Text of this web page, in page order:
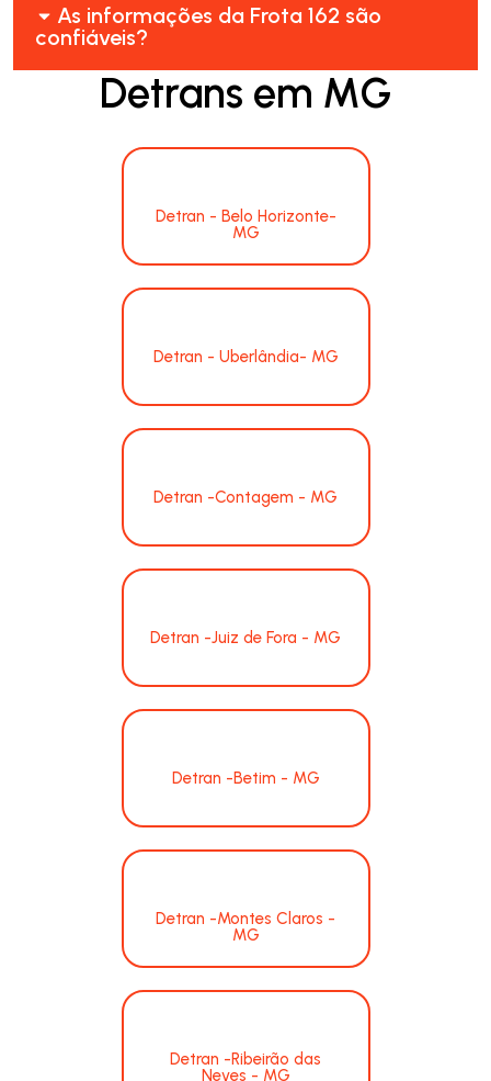
As informações da Frota 162 são
confiáveis?
Detrans em MG
Detran - Belo Horizonte-
MG
Detran - Uberlândia- MG
Detran -Contagem - MG
Detran -Juiz de Fora - MG
Detran -Betim - MG
Detran -Montes Claros -
MG
Detran -Ribeirão das
Neves - MG